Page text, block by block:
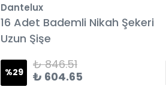
Dantelux
16 Adet Bademli Nikah Şekeri
Uzun Şişe
%29
₺ 846.51
₺ 604.65